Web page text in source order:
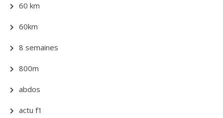
60 km
60km
8 semaines
800m
abdos
actu f1